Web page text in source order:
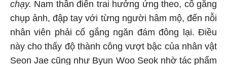
chạy. Nam thần điển trai hưởng ứng theo, cố gắng
chụp ảnh, đập tay với từng người hâm mộ, đến nỗi
nhân viên phải cố gắng ngăn đám đông lại. Điều
này cho thấy độ thành công vượt bậc của nhân vật
Seon Jae cũng như Byun Woo Seok nhờ tác phẩm